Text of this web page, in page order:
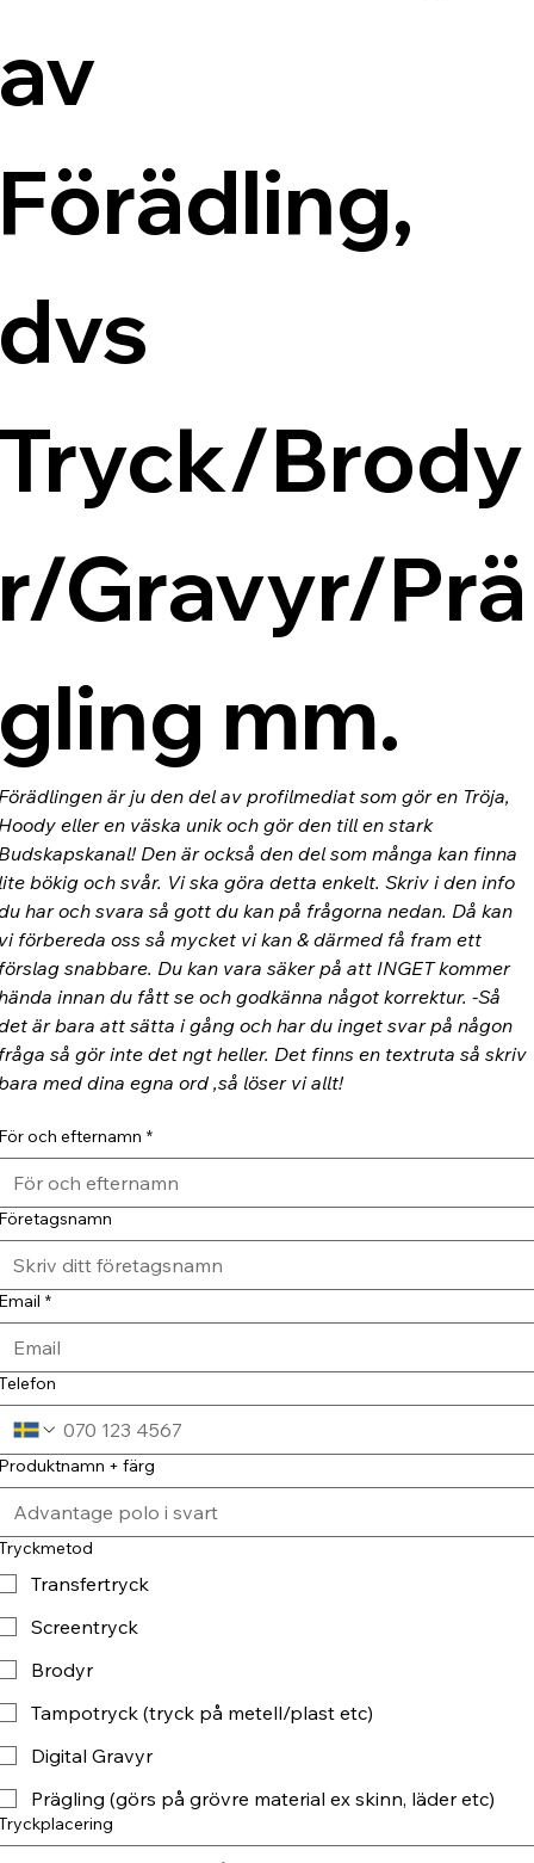
Brody
Gravyr/Prä
mm.
är ju den del av profilmediat som gör en Tröja,
eller en väska unik och gör den till en stark
Den är också den del som många kan finna
bökig och svår. Vi ska göra detta enkelt. Skriv i den info
har och svara så gott du kan på frågorna nedan. Då kan
förbereda oss så mycket vi kan & därmed få fram ett
snabbare. Du kan vara säker på att INGET kommer
innan du fått se och godkänna något korrektur. -Så
är bara att sätta i gång och har du inget svar på någon
så gör inte det ngt heller. Det finns en textruta så skriv
med dina egna ord ,så löser vi allt!
och efternamn *
*
+ färg
Transfertryck
Screentryck
Brodyr
Tampotryck (tryck på metell/plast etc)
Digital Gravyr
Prägling (görs på grövre material ex skinn, läder etc)